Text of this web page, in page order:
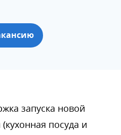
запуска новой
посуда и